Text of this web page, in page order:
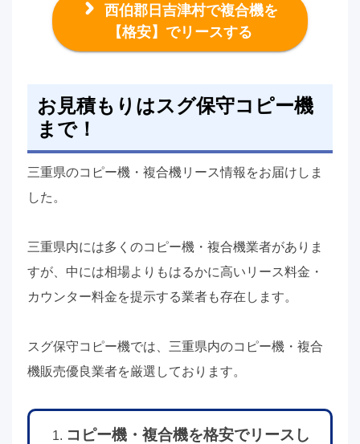
西伯郡日吉津村で複合機を
【格安】でリースする
お見積もりはスグ保守コピー機
まで！
三重県のコピー機・複合機リース情報をお届けしま
した。
三重県内には多くのコピー機・複合機業者がありま
すが、中には相場よりもはるかに高いリース料金・
カウンター料金を提示する業者も存在します。
スグ保守コピー機では、三重県内のコピー機・複合
機販売優良業者を厳選しております。
コピー機・複合機を格安でリースし